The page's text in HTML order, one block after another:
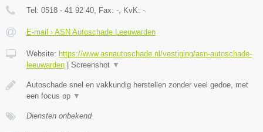
Tel: 0518 - 41 92 40, Fax: -, KvK: -
E-mail › ASN Autoschade Leeuwarden
Website: https://www.asnautoschade.nl/vestiging/asn-autoschade-
leeuwarden
Screenshot ▼
Autoschade snel en vakkundig herstellen zonder veel gedoe, met
een focus op ▼
Diensten onbekend